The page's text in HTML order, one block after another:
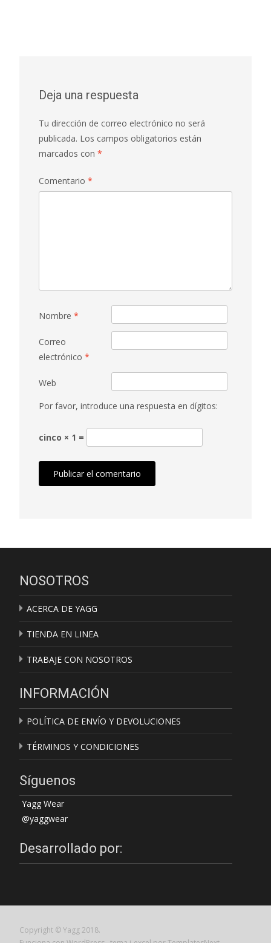
Deja una respuesta
Tu dirección de correo electrónico no será
publicada. Los campos obligatorios están
marcados con *
Comentario *
Nombre *
Correo
electrónico *
Web
Por favor, introduce una respuesta en dígitos:
cinco × 1 =
NOSOTROS
ACERCA DE YAGG
TIENDA EN LINEA
TRABAJE CON NOSOTROS
INFORMACIÓN
POLÍTICA DE ENVÍO Y DEVOLUCIONES
TÉRMINOS Y CONDICIONES
Síguenos
Yagg Wear
@yaggwear
Desarrollado por:
Copyright © Yagg 2018.